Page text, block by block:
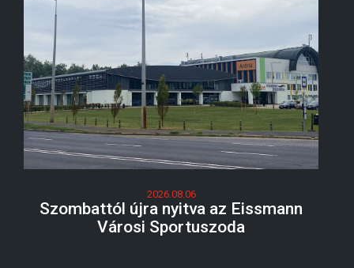
2026.08.06
Szombattól újra nyitva az Eissmann
Városi Sportuszoda